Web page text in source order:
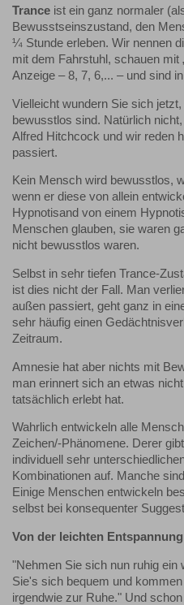
Trance ist ein ganz normaler
Bewusstseinszustand, den
¼ Stunde erleben. Wir nennen
mit dem Fahrstuhl, schauen mit
Anzeige – 8, 7, 6,... – und sind
Vielleicht wundern Sie sich
bewusstlos sind. Natürlich
Alfred Hitchcock und wir reden
passiert.
Kein Mensch wird bewusstlos,
wenn er diese von allein
Hypnotisand von einem
Menschen glauben, sie waren
nicht bewusstlos waren.
Selbst in sehr tiefen Trance-
ist dies nicht der Fall. Man
außen passiert, geht ganz in
sehr häufig einen
Zeitraum.
Amnesie hat aber nichts mit
man erinnert sich an etwas
tatsächlich erlebt hat.
Wahrlich entwickeln alle
Zeichen/-Phänomene. Derer
individuell sehr
Kombinationen auf. Manche
Einige Menschen entwickeln
selbst bei konsequenter
Von der leichten
"Nehmen Sie sich nun ruhig ein
Sie's sich bequem und
irgendwie zur Ruhe." Und